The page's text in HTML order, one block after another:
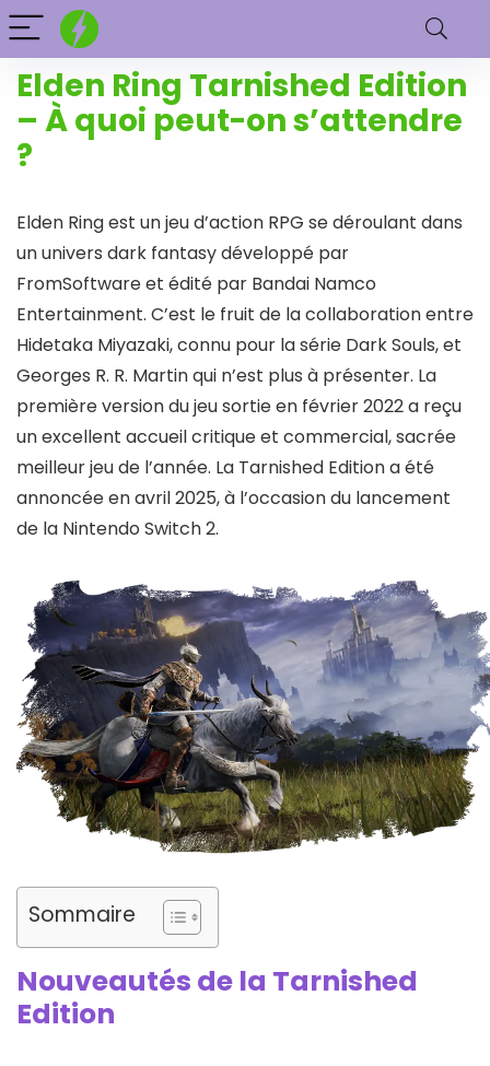
Elden Ring Tarnished Edition
– À quoi peut-on s’attendre
?
Elden Ring est un jeu d’action RPG se déroulant dans
un univers dark fantasy développé par
FromSoftware et édité par Bandai Namco
Entertainment. C’est le fruit de la collaboration entre
Hidetaka Miyazaki, connu pour la série Dark Souls, et
Georges R. R. Martin qui n’est plus à présenter. La
première version du jeu sortie en février 2022 a reçu
un excellent accueil critique et commercial, sacrée
meilleur jeu de l’année. La Tarnished Edition a été
annoncée en avril 2025, à l’occasion du lancement
de la Nintendo Switch 2.
Sommaire
Nouveautés de la Tarnished
Edition